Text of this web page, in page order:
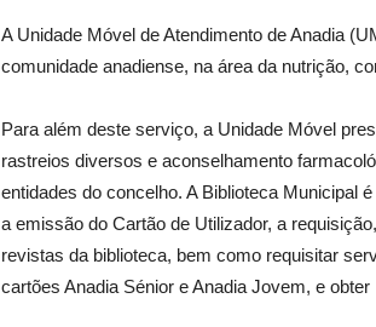
A Unidade Móvel de Atendimento de Anadia
comunidade anadiense, na área da nutrição,
Para além deste serviço, a Unidade Móvel
rastreios diversos e aconselhamento
entidades do concelho. A Biblioteca Municipal
a emissão do Cartão de Utilizador, a
revistas da biblioteca, bem como requisitar
cartões Anadia Sénior e Anadia Jovem, e